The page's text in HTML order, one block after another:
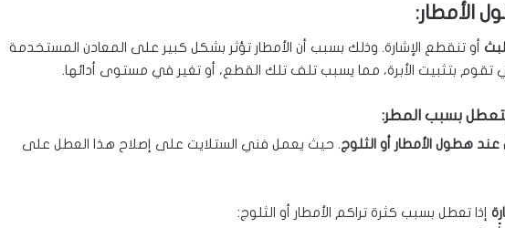
الأمطار:
أو تنقطع الإشارة. وذلك بسبب أن الأمطار تؤثر بشكل كبير على المعادن المستخدمة
بتثبيت الأبرة، مما يسبب تلف تلك القطع، أو تغير في مستوى أدائها.
بسبب المطر:
عند هطول الأمطار أو الثلوج. حيث يعمل فني الستلايت على إصلاح هذا العطل على
إذا تعطل بسبب كثرة تراكم الأمطار أو الثلوج: